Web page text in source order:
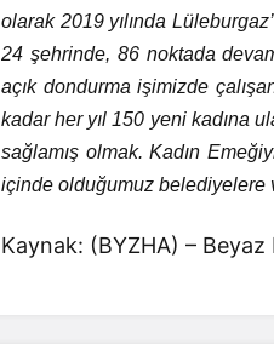
olarak 2019 yılında
24 şehrinde, 86 noktada
açık dondurma işimizde
kadar her yıl 150 yeni kadına
sağlamış olmak. Kadın
içinde olduğumuz belediyelere
Kaynak: (BYZHA) – Beyaz